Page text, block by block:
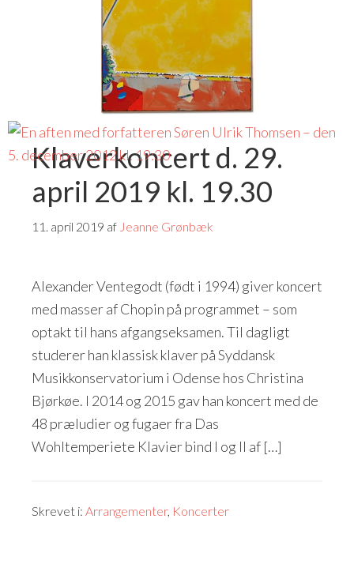
Foredrag,
Kunstnere
Søren Ulrik Thomsen
Klaverkoncert d. 29.
april 2019 kl. 19.30
11. april 2019 af Jeanne Grønbæk
Alexander Ventegodt (født i 1994) giver koncert
med masser af Chopin på programmet – som
optakt til hans afgangseksamen. Til dagligt
studerer han klassisk klaver på Syddansk
Musikkonservatorium i Odense hos Christina
Bjørkøe. I 2014 og 2015 gav han koncert med de
48 præludier og fugaer fra Das
Wohltemperiete Klavier bind I og II af […]
Skrevet i: Arrangementer, Koncerter